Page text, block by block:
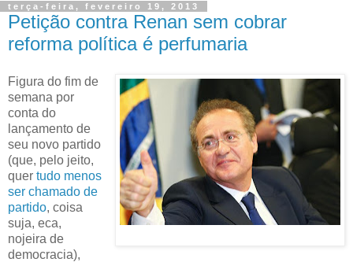
terça-feira, fevereiro 19, 2013
Petição contra Renan sem cobrar
reforma política é perfumaria
Figura do fim de
semana por
conta do
lançamento de
seu novo partido
(que, pelo jeito,
quer tudo menos
ser chamado de
partido, coisa
suja, eca,
nojeira de
democracia),